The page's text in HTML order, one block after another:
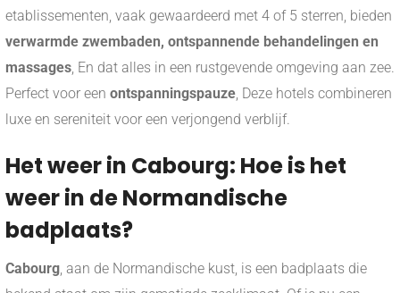
etablissementen, vaak gewaardeerd met 4 of 5 sterren, bieden
verwarmde zwembaden, ontspannende behandelingen en
massages, En dat alles in een rustgevende omgeving aan zee.
Perfect voor een ontspanningspauze, Deze hotels combineren
luxe en sereniteit voor een verjongend verblijf.
Het weer in Cabourg: Hoe is het
weer in de Normandische
badplaats?
Cabourg, aan de Normandische kust, is een badplaats die